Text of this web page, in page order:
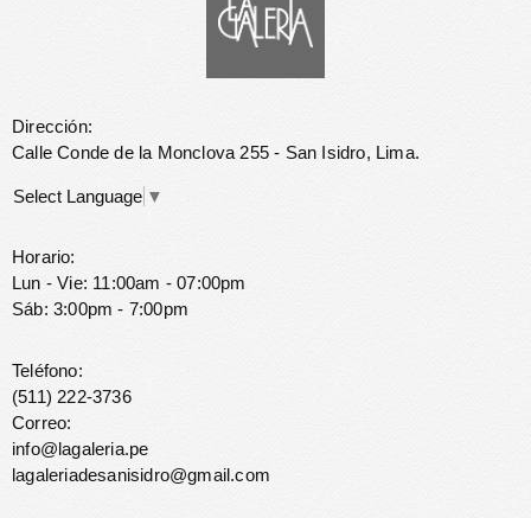
Dirección:
Calle Conde de la Monclova 255 - San Isidro, Lima.
Select Language ▼
Horario:
Lun - Vie: 11:00am - 07:00pm
Sáb: 3:00pm - 7:00pm
Teléfono:
(511) 222-3736
Correo:
info@lagaleria.pe
lagaleriadesanisidro@gmail.com